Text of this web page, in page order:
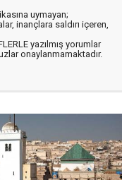
uymayan;
inançlara saldırı içeren,
yazılmış yorumlar
onaylanmamaktadır.